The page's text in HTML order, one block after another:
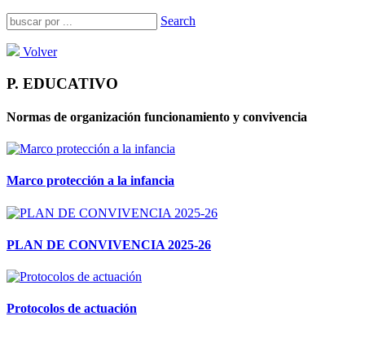
Search
Volver
P. EDUCATIVO
Normas de organización funcionamiento y convivencia
Marco protección a la infancia
PLAN DE CONVIVENCIA 2025-26
Protocolos de actuación